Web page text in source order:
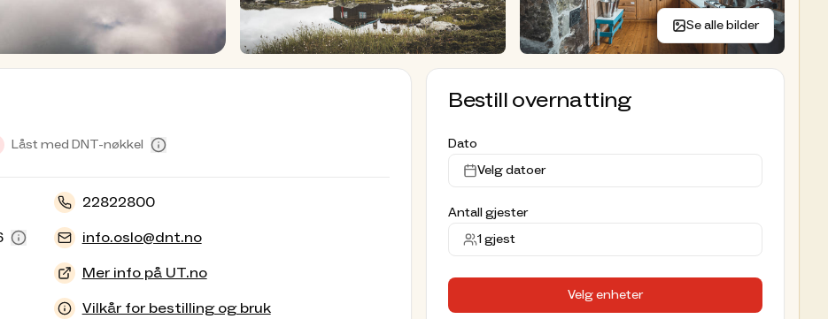
Se alle bilder
Låst med DNT-nøkkel
22822800
info.oslo@dnt.no
Mer info på UT.no
Vilkår for bestilling og bruk
Bestill overnatting
Dato
Velg datoer
Antall gjester
1gjest
Velg enheter